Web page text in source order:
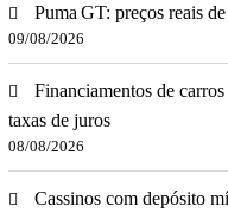
Puma GT: preços reais
09/08/2026
Financiamentos de
taxas de juros
08/08/2026
Cassinos com depósito